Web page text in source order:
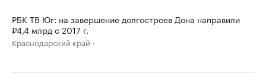
РБК ТВ Юг: на завершение долгостроев Дона направили
₽4,4 млрд с 2017 г.
Краснодарский край